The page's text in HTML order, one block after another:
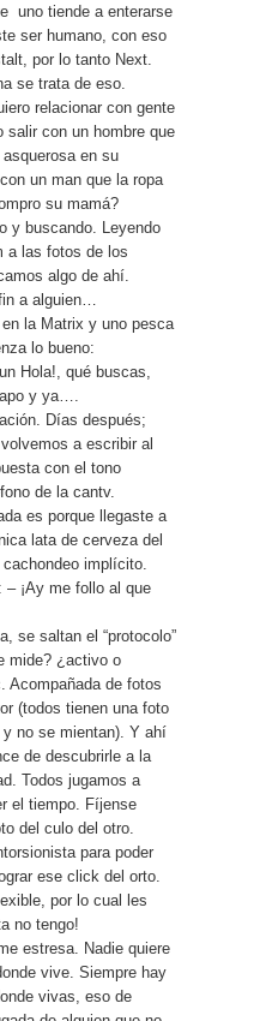
uno tiende a enterarse
ser humano, con eso
por lo tanto Next.
se trata de eso.
relacionar con gente
salir con un hombre que
en su
un man que la ropa
su mamá?
y buscando. Leyendo
a las fotos de los
algo de ahí.
a alguien…
la Matrix y uno pesca
lo bueno:
Hola!, qué buscas,
y ya….
Días después;
a escribir al
con el tono
de la cantv.
es porque llegaste a
lata de cerveza del
implícito.
¡Ay me follo al que
se saltan el “protocolo”
mide? ¿activo o
de fotos
(todos tienen una foto
no se mientan). Y ahí
de descubrirle a la
Todos jugamos a
el tiempo. Fíjense
del culo del otro.
para poder
ese click del orto.
por lo cual les
no tengo!
estresa. Nadie quiere
vive. Siempre hay
vivas, eso de